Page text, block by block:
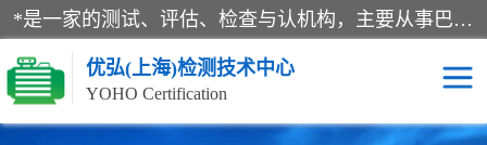
*是一家的测试、评估、检查与认机构，主要从事巴西NR10认证、NR12认证、NR13认证；ANATEL认证、INMTRO认证，欧盟CE认证：MD认证，PED认证，MID认证，ATEX认证，德国蓝色天使认证。
优弘(上海)检测技术中心
YOHO Certification